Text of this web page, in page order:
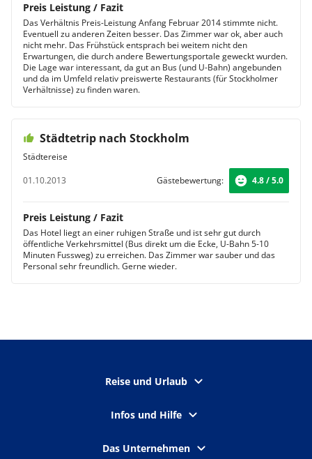
Preis Leistung / Fazit
Das Verhältnis Preis-Leistung Anfang Februar 2014 stimmte nicht.
Eventuell zu anderen Zeiten besser. Das Zimmer war ok, aber auch
nicht mehr. Das Frühstück entsprach bei weitem nicht den
Erwartungen, die durch andere Bewertungsportale geweckt wurden.
Die Lage war interessant, da gut an Bus (und U-Bahn) angebunden
und da im Umfeld relativ preiswerte Restaurants (für Stockholmer
Verhältnisse) zu finden waren.
Städtetrip nach Stockholm
Städtereise
01.10.2013
Gästebewertung: 4.8 / 5.0
Preis Leistung / Fazit
Das Hotel liegt an einer ruhigen Straße und ist sehr gut durch
öffentliche Verkehrsmittel (Bus direkt um die Ecke, U-Bahn 5-10
Minuten Fussweg) zu erreichen. Das Zimmer war sauber und das
Personal sehr freundlich. Gerne wieder.
Reise und Urlaub
Infos und Hilfe
Das Unternehmen